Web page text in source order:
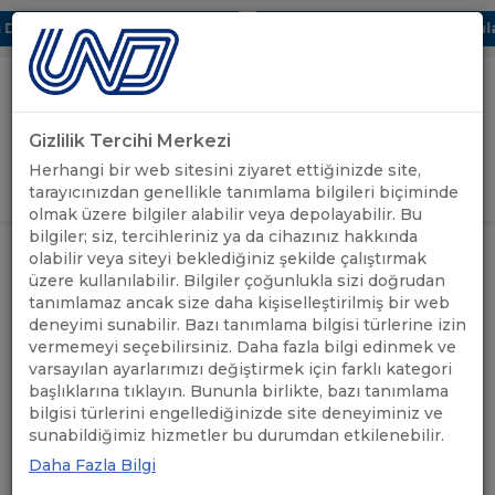
UBAK Bölümü Hakkında UND, Yunanistan Vize
Uluslararası Nakliyeciler Derneği
GİRİŞ YAP
ANASAYFA /
ÖNEMLİ
DUYURULAR
/
TÜRKİYE-AZERBAYCAN-
GÜRCİSTAN İŞ FORUMU, 26 ŞUBAT
2025
TÜRKİYE-AZERBAYCAN-
GÜRCİSTAN İŞ FORUMU, 26
ŞUBAT 2025
Gizlilik Tercihi Merkezi
Herhangi bir web sitesini ziyaret ettiğinizde site,
tarayıcınızdan genellikle tanımlama bilgileri biçiminde
olmak üzere bilgiler alabilir veya depolayabilir. Bu
bilgiler; siz, tercihleriniz ya da cihazınız hakkında
olabilir veya siteyi beklediğiniz şekilde çalıştırmak
üzere kullanılabilir. Bilgiler çoğunlukla sizi doğrudan
tanımlamaz ancak size daha kişiselleştirilmiş bir web
deneyimi sunabilir. Bazı tanımlama bilgisi türlerine izin
vermemeyi seçebilirsiniz. Daha fazla bilgi edinmek ve
varsayılan ayarlarımızı değiştirmek için farklı kategori
başlıklarına tıklayın. Bununla birlikte, bazı tanımlama
bilgisi türlerini engellediğinizde site deneyiminiz ve
sunabildiğimiz hizmetler bu durumdan etkilenebilir.
Daha Fazla Bilgi